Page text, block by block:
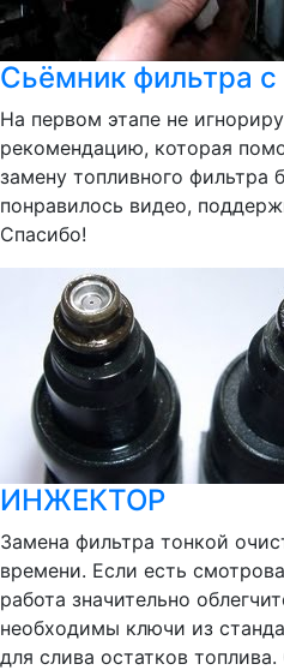
Сьёмник фильтра
На первом этапе не
рекомендацию, которая
замену топливного фильтра
понравилось видео,
Спасибо!
ИНЖЕКТОР
Замена фильтра тонкой
времени. Если есть
работа значительно
необходимы ключи из
для слива остатков